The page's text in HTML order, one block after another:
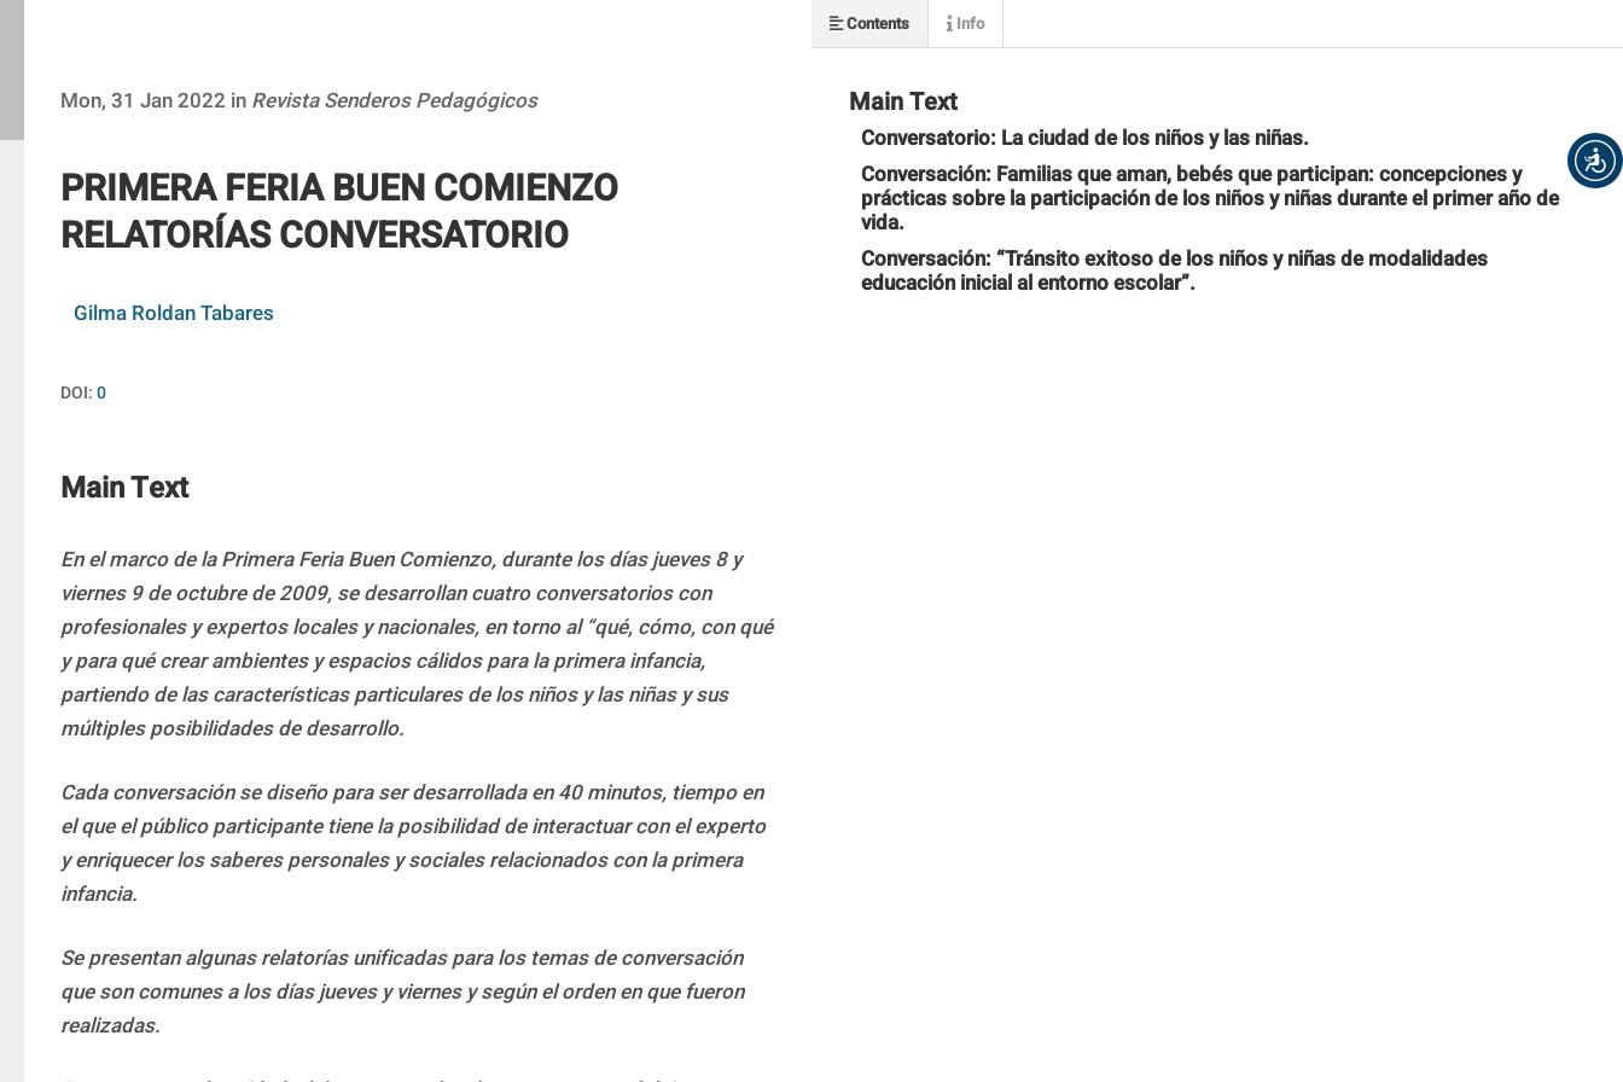
Mon, 31 Jan 2022 in Revista Senderos Pedagógicos
PRIMERA FERIA BUEN COMIENZO
RELATORÍAS CONVERSATORIO
Gilma Roldan Tabares
DOI:0
Main Text
En el marco de la Primera Feria Buen Comienzo, durante los días jueves 8 y
viernes 9 de octubre de 2009, se desarrollan cuatro conversatorios con
profesionales y expertos locales y nacionales, en torno al “qué, cómo, con qué
y para qué crear ambientes y espacios cálidos para la primera infancia,
partiendo de las características particulares de los niños y las niñas y sus
múltiples posibilidades de desarrollo.
Cada conversación se diseño para ser desarrollada en 40 minutos, tiempo en
el que el público participante tiene la posibilidad de interactuar con el experto
y enriquecer los saberes personales y sociales relacionados con la primera
infancia.
Se presentan algunas relatorías unificadas para los temas de conversación
que son comunes a los días jueves y viernes y según el orden en que fueron
realizadas.
Main Text
Conversatorio: La ciudad de los niños y las niñas.
Conversación: Familias que aman, bebés que participan: concepciones y
prácticas sobre la participación de los niños y niñas durante el primer año de
vida.
Conversación: “Tránsito exitoso de los niños y niñas de modalidades
educación inicial al entorno escolar”.
Contents Info